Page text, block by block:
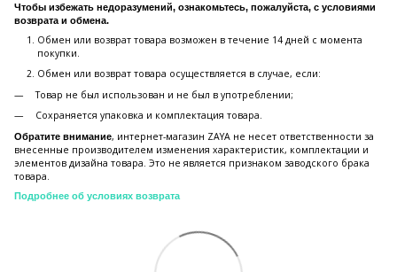
Чтобы избежать недоразумений, ознакомьтесь, пожалуйста, с условиями
возврата и обмена.
Обмен или возврат товара возможен в течение 14 дней с момента
покупки.
Обмен или возврат товара осуществляется в случае, если:
Товар не был использован и не был в употреблении;
Сохраняется упаковка и комплектация товара.
Обратите внимание, интернет-магазин ZAYA не несет ответственности за
внесенные производителем изменения характеристик, комплектации и
элементов дизайна товара. Это не является признаком заводского брака
товара.
Подробнее об условиях возврата